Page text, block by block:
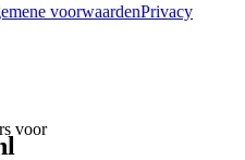
voor
voorwaardenPrivacy